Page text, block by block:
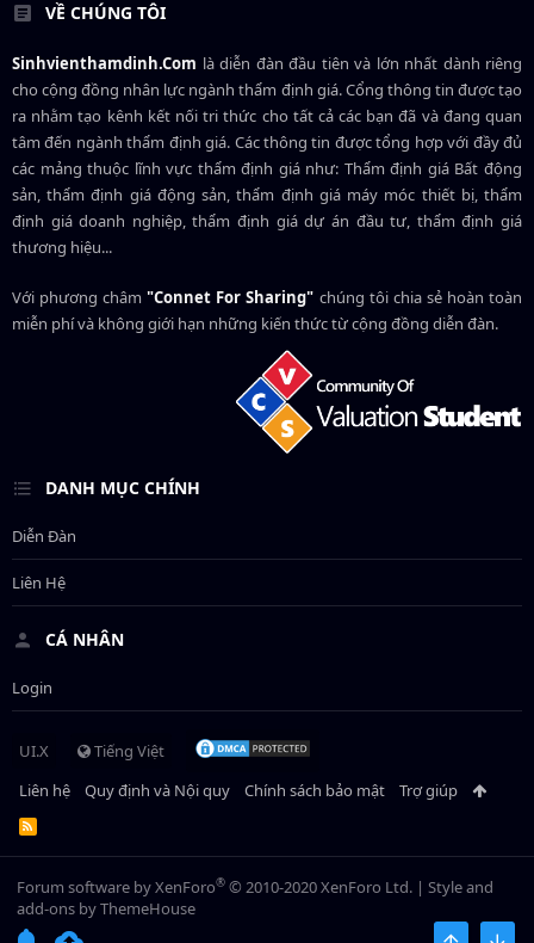
VỀ CHÚNG TÔI
Sinhvienthamdinh.Com là diễn đàn đầu tiên và lớn nhất dành riêng
cho cộng đồng nhân lực ngànhthẩm định giá. Cổng thông tin được tạo
ra nhằm tạo kênh kết nối tri thức cho tất cả các bạn đã và đang quan
tâm đến ngành thẩm định giá. Các thông tin được tổng hợp với đầy đủ
các mảng thuộc lĩnh vực thẩm định giá như: Thẩm định giá Bất động
sản, thẩm định giá động sản, thẩm định giá máy móc thiết bị, thẩm
định giá doanh nghiệp, thẩm định giá dự án đầu tư, thẩm định giá
thương hiệu...
Với phương châm"Connet For Sharing" chúng tôi chia sẻ hoàn toàn
miễn phí và không giới hạn những kiến thức từ cộng đồng diễn đàn.
DANH MỤC CHÍNH
Diễn Đàn
Liên Hệ
CÁ NHÂN
Login
UI.X
Tiếng Việt
Liên hệ
Quy định và Nội quy Chính sách bảo mật Trợ giúp
R
S
Forum software by XenForo® © 2010-2020 XenForo Ltd. | Style and
add-ons by ThemeHouse